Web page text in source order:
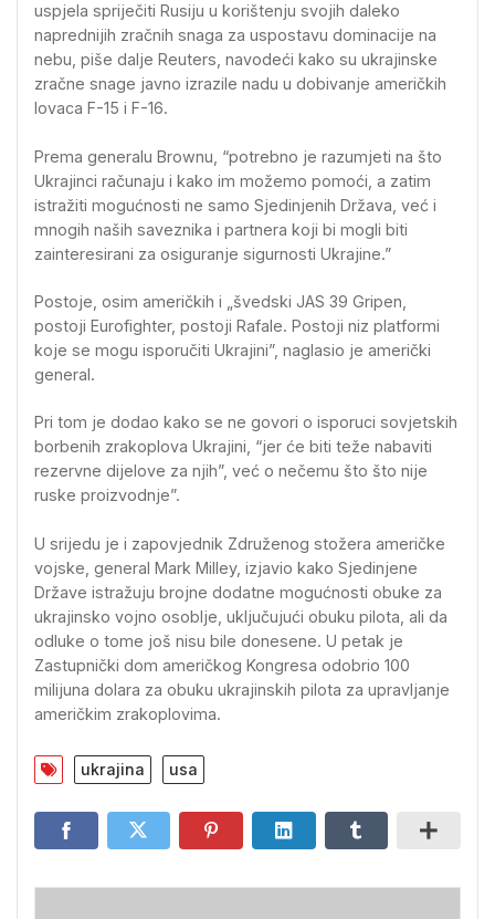
uspjela spriječiti Rusiju u korištenju svojih daleko
naprednijih zračnih snaga za uspostavu dominacije na
nebu, piše dalje Reuters, navodeći kako su ukrajinske
zračne snage javno izrazile nadu u dobivanje američkih
lovaca F-15 i F-16.
Prema generalu Brownu, “potrebno je razumjeti na što
Ukrajinci računaju i kako im možemo pomoći, a zatim
istražiti mogućnosti ne samo Sjedinjenih Država, već i
mnogih naših saveznika i partnera koji bi mogli biti
zainteresirani za osiguranje sigurnosti Ukrajine.”
Postoje, osim američkih i „švedski JAS 39 Gripen,
postoji Eurofighter, postoji Rafale. Postoji niz platformi
koje se mogu isporučiti Ukrajini”, naglasio je američki
general.
Pri tom je dodao kako se ne govori o isporuci sovjetskih
borbenih zrakoplova Ukrajini, “jer će biti teže nabaviti
rezervne dijelove za njih”, već o nečemu što što nije
ruske proizvodnje”.
U srijedu je i zapovjednik Združenog stožera američke
vojske, general Mark Milley, izjavio kako Sjedinjene
Države istražuju brojne dodatne mogućnosti obuke za
ukrajinsko vojno osoblje, uključujući obuku pilota, ali da
odluke o tome još nisu bile donesene. U petak je
Zastupnički dom američkog Kongresa odobrio 100
milijuna dolara za obuku ukrajinskih pilota za upravljanje
američkim zrakoplovima.
ukrajina usa